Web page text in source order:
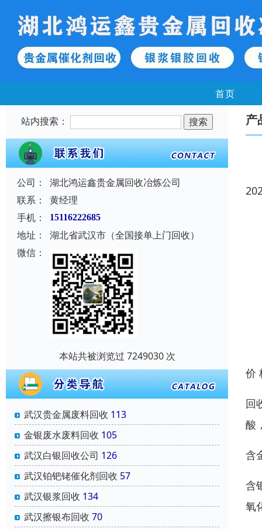
首页
站内搜索：
公司：
湖北鸿运鑫贵金属回收冶炼公司
联系：
黄经理
手机：
15116222685
地址：
湖北省武汉市（全国接单上门回收）
微信：
本站共被浏览过 7249030 次
武汉贵金属废料回收 113
金银废水废料回收 105
武汉白银回收公司 126
武汉铂钯铑催化剂回收 57
武汉银浆回收 134
武汉擦银布回收 70
产
价
回
酸
含
含
氧